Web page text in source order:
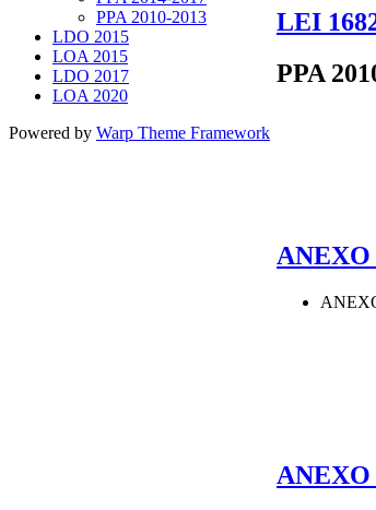
LEI
PPA
ANEXO
PPA 2010-2013
LDO 2015
LOA 2015
LDO 2017
LOA 2020
Powered by Warp Theme Framework